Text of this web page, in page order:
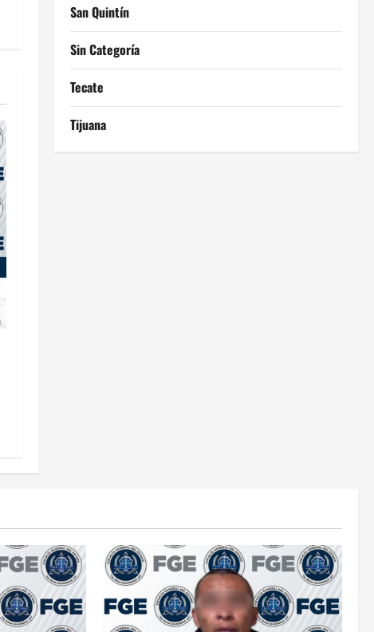
San Quintín
Sin Categoría
Tecate
Tijuana